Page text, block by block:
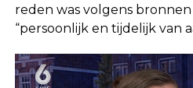
reden was volgens
“persoonlijk en tijdelijk van